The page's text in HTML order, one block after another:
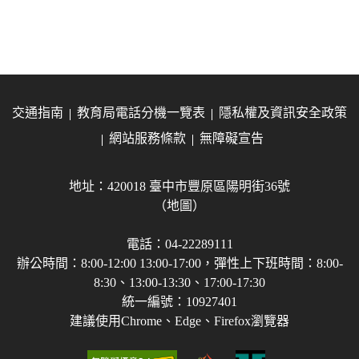
交通指南 教育局電話分機一覽表
隱私權及資訊安全政策
網站服務條款
無障礙宣告
地址：420018 臺中市豐原區陽明街36號
（地圖）
電話：04-22289111
辦公時間：8:00-12:00 13:00-17:00，彈性上下班時間：8:00-
8:30、13:00-13:30、17:00-17:30
統一編號：10927401
建議使用Chrome、Edge、Firefox瀏覽器